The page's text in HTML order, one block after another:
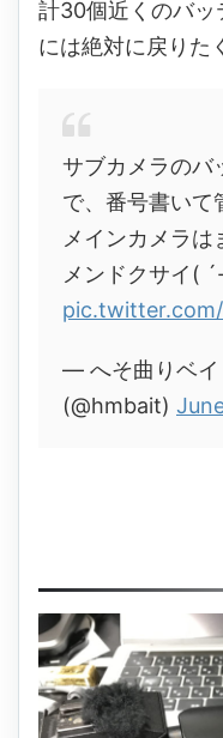
計30個近くのバッ
には絶対に戻りた
サブカメラのバ
で、番号書いて
メインカメラは
メンドクサイ(
— へそ曲りベイ
(@hmbait)